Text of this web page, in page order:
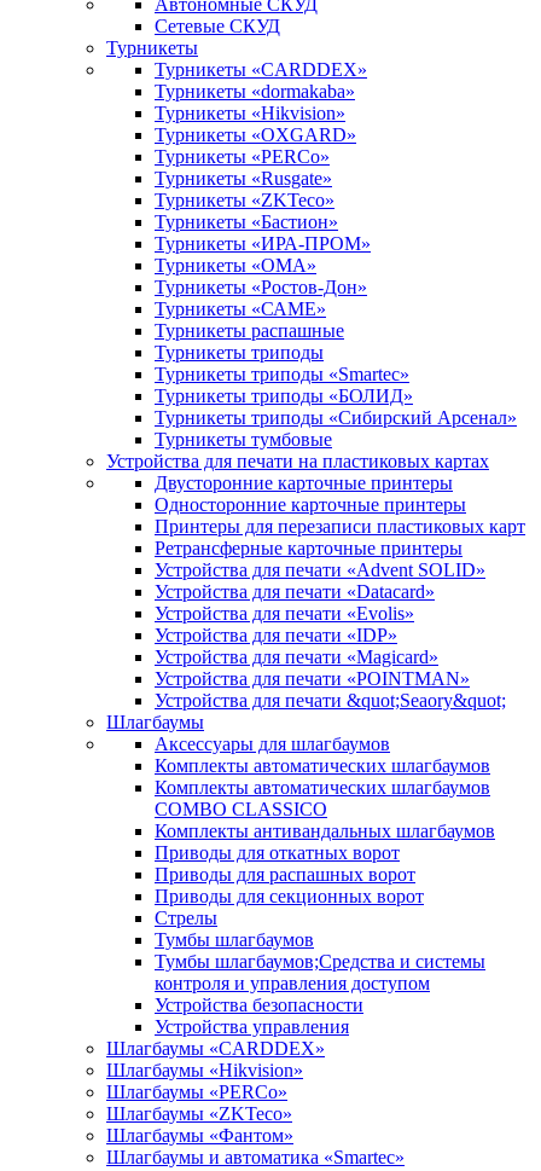
Автономные СКУД
Сетевые СКУД
Турникеты
Турникеты «CARDDEX»
Турникеты «dormakaba»
Турникеты «Hikvision»
Турникеты «OXGARD»
Турникеты «PERCo»
Турникеты «Rusgate»
Турникеты «ZKTeco»
Турникеты «Бастион»
Турникеты «ИРА-ПРОМ»
Турникеты «ОМА»
Турникеты «Ростов-Дон»
Турникеты «САМЕ»
Турникеты распашные
Турникеты триподы
Турникеты триподы «Smartec»
Турникеты триподы «БОЛИД»
Турникеты триподы «Сибирский Арсенал»
Турникеты тумбовые
Устройства для печати на пластиковых картах
Двусторонние карточные принтеры
Односторонние карточные принтеры
Принтеры для перезаписи пластиковых карт
Ретрансферные карточные принтеры
Устройства для печати «Advent SOLID»
Устройства для печати «Datacard»
Устройства для печати «Evolis»
Устройства для печати «IDP»
Устройства для печати «Magicard»
Устройства для печати «POINTMAN»
Устройства для печати &quot;Seaory&quot;
Шлагбаумы
Аксессуары для шлагбаумов
Комплекты автоматических шлагбаумов
Комплекты автоматических шлагбаумов
COMBO CLASSICO
Комплекты антивандальных шлагбаумов
Приводы для откатных ворот
Приводы для распашных ворот
Приводы для секционных ворот
Стрелы
Тумбы шлагбаумов
Тумбы шлагбаумов;Средства и системы
контроля и управления доступом
Устройства безопасности
Устройства управления
Шлагбаумы «CARDDEX»
Шлагбаумы «Hikvision»
Шлагбаумы «PERCo»
Шлагбаумы «ZKTeco»
Шлагбаумы «Фантом»
Шлагбаумы и автоматика «Smartec»